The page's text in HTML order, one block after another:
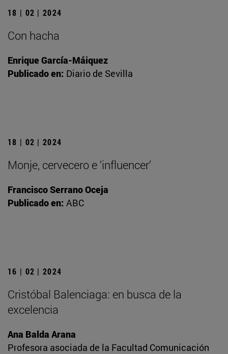
18 | 02 | 2024
Con hacha
Enrique García-Máiquez
Publicado en: Diario de Sevilla
18 | 02 | 2024
Monje, cervecero e ‘influencer’
Francisco Serrano Oceja
Publicado en: ABC
16 | 02 | 2024
Cristóbal Balenciaga: en busca de la
excelencia
Ana Balda Arana
Profesora asociada de la Facultad Comunicación